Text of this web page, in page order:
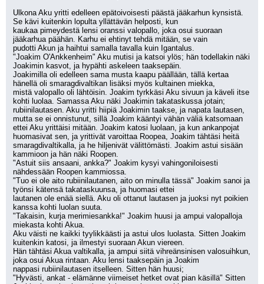
Ulkona Aku yritti edelleen epätoivoisesti päästä jääkarhun kynsistä.
Se kävi kuitenkin lopulta yllättävän helposti, kun
kaukaa pimeydestä lensi oranssi valopallo, joka osui suoraan
jääkarhua päähän. Karhu ei ehtinyt tehdä mitään, se vain
pudotti Akun ja haihtui samalla tavalla kuin Igantalus.
"Joakim O'Ankkenheim" Aku mutisi ja katsoi ylös; hän todellakin näki
Joakimin kasvot, ja hypähti askeleen taaksepäin.
Joakimilla oli edelleen sama musta kaapu päällään, tällä kertaa
hänellä oli smaragdivaltikan lisäksi myös kultainen miekka,
mistä valopallo oli lähtöisin. Joakim tyrkkäsi Aku sivuun ja käveli itse
kohti luolaa. Samassa Aku näki Joakimin takataskussa jotain;
rubiinilautasen. Aku yritti hiipiä Joakimin taakse, ja napata lautasen,
mutta se ei onnistunut, sillä Joakim kääntyi vähän väliä katsomaan
ettei Aku yrittäisi mitään. Joakim katosi luolaan, ja kun ankanpojat
huomasivat sen, ja yrittivät varoittaa Roopea, Joakim tähtäsi heitä
smaragdivaltikalla, ja he hiljenivät välittömästi. Joakim astui sisään
kammioon ja hän näki Roopen.
"Astuit siis ansaani, ankka?" Joakim kysyi vahingoniloisesti
nähdessään Roopen kammiossa.
"Tuo ei ole aito rubiinilautanen, aito on minulla tässä" Joakim sanoi ja
työnsi kätensä takataskuunsa, ja huomasi ettei
lautanen ole enää siellä. Aku oli ottanut lautasen ja juoksi nyt poikien
kanssa kohti luolan suuta.
"Takaisin, kurja merimiesankka!" Joakim huusi ja ampui valopalloja
miekasta kohti Akua.
Aku väisti ne kaikki tyylikkäästi ja astui ulos luolasta. Sitten Joakim
kuitenkin katosi, ja ilmestyi suoraan Akun viereen.
Hän tähtäsi Akua valtikalla, ja ampui siitä vihreänsinisen valosuihkun,
joka osui Akua rintaan. Aku lensi taaksepäin ja Joakim
nappasi rubiinilautasen itselleen. Sitten hän huusi;
"Hyvästi, ankat - elämänne viimeiset hetket ovat pian käsillä" Sitten